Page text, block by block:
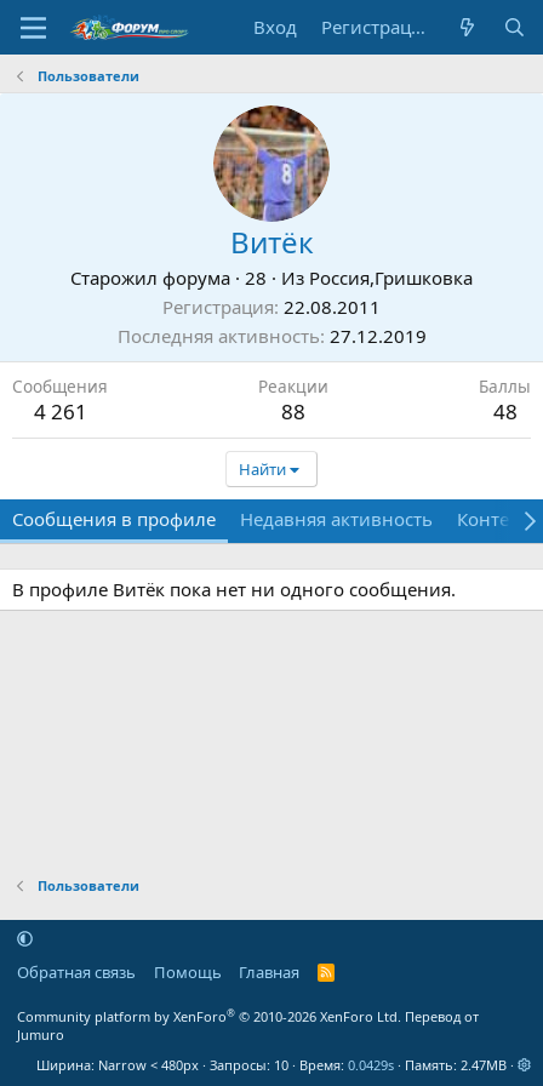
Вход Регистрация
Пользователи
Витёк
Старожил форума · 28 · Из Россия,Гришковка
Регистрация 22.08.2011
Последняя активность 27.12.2019
Сообщения
4 261
Реакции
88
Баллы
48
Найти
Сообщения в профиле Недавняя активность Контент
В профиле Витёк пока нет ни одного сообщения.
Пользователи
Обратная связь Помощь Главная
R
Community platform by XenForo® © 2010-2026 XenForo Ltd. Перевод от
Jumuro
Ширина
Запросы 10 Время 0.0429s Память 2.47MB